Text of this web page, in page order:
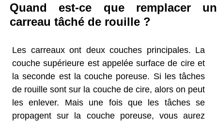
Quand est-ce que remplacer un
carreau tâché de rouille ?
Les carreaux ont deux couches principales. La
couche supérieure est appelée surface de cire et
la seconde est la couche poreuse. Si les tâches
de rouille sont sur la couche de cire, alors on peut
les enlever. Mais une fois que les tâches se
propagent sur la couche poreuse, vous aurez